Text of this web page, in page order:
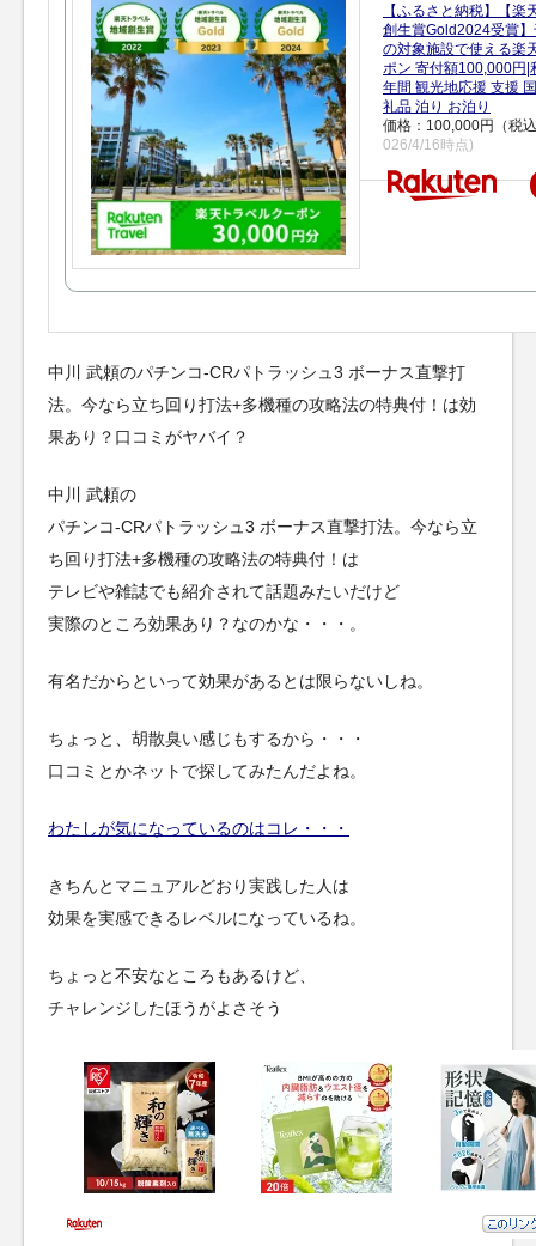
【ふるさと納税】【楽
創生賞Gold2024受賞
の対象施設で使える楽
ポン 寄付額100,000円|
年間 観光地応援 支援
礼品 泊り お泊り
価格：100,000円（税
026/4/16時点)
中川 武頼のパチンコ-CRパトラッシュ3 ボーナス直撃打
法。今なら立ち回り打法+多機種の攻略法の特典付！は効
果あり？口コミがヤバイ？
中川 武頼の
パチンコ-CRパトラッシュ3 ボーナス直撃打法。今なら立
ち回り打法+多機種の攻略法の特典付！は
テレビや雑誌でも紹介されて話題みたいだけど
実際のところ効果あり？なのかな・・・。
有名だからといって効果があるとは限らないしね。
ちょっと、胡散臭い感じもするから・・・
口コミとかネットで探してみたんだよね。
わたしが気になっているのはコレ・・・
きちんとマニュアルどおり実践した人は
効果を実感できるレベルになっているね。
ちょっと不安なところもあるけど、
チャレンジしたほうがよさそう